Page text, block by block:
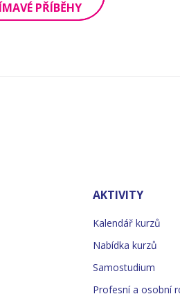
PŘÍBĚHY
AKTIVITY
Kalendář kurzů
Nabídka kurzů
Samostudium
Profesní a osobní